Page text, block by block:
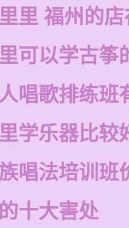
里 福州的
可以学古筝
唱歌排练班
学乐器比较
唱法培训班
十大害处